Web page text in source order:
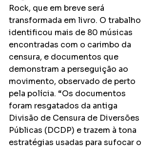
Rock, que em breve será
transformada em livro. O trabalho
identificou mais de 80 músicas
encontradas com o carimbo da
censura, e documentos que
demonstram a perseguição ao
movimento, observado de perto
pela polícia. “Os documentos
foram resgatados da antiga
Divisão de Censura de Diversões
Públicas (DCDP) e trazem à tona
estratégias usadas para sufocar o